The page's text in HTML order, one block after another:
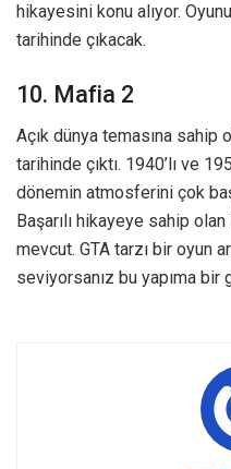
hikayesini konu alıyor.
tarihinde çıkacak.
10. Mafia 2
Açık dünya temasına sahip
tarihinde çıktı. 1940’lı ve
dönemin atmosferini çok
Başarılı hikayeye sahip
mevcut. GTA tarzı bir oyun
seviyorsanız bu yapıma